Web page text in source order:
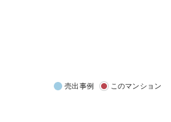
売出事例 このマンション